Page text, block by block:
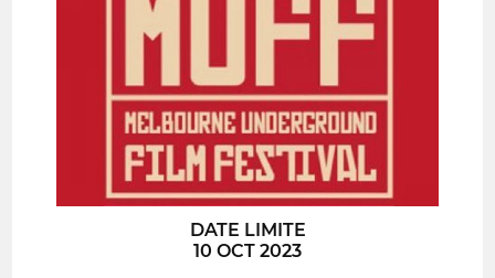
DATE LIMITE
10 OCT 2023